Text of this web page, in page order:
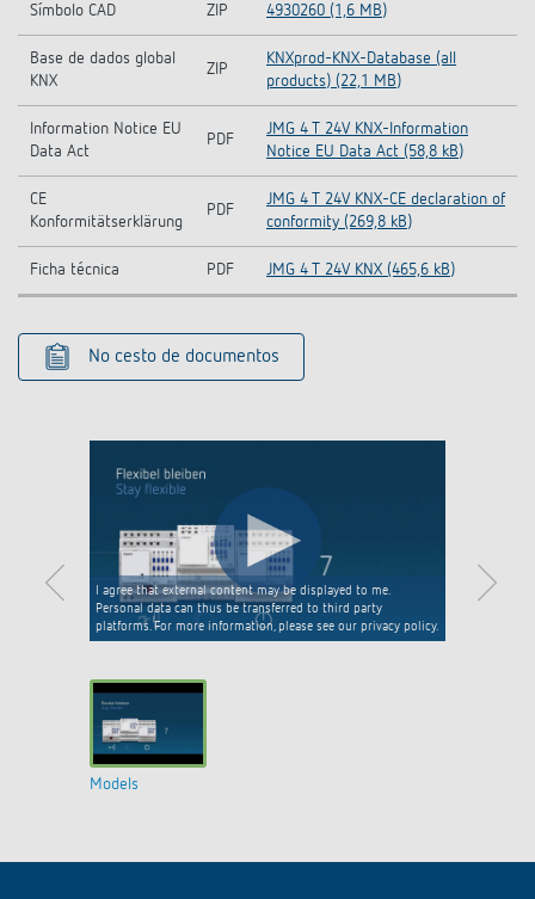
Símbolo CAD ZIP 4930260 (1,6 MB)
Base de dados global
KNX
ZIP
KNXprod-KNX-Database (all
products) (22,1 MB)
Information Notice EU
Data Act
PDF
JMG 4 T 24V KNX-Information
Notice EU Data Act (58,8 kB)
CE
Konformitätserklärung
PDF
JMG 4 T 24V KNX-CE declaration of
conformity (269,8 kB)
Ficha técnica PDF JMG 4 T 24V KNX (465,6 kB)
No cesto de documentos
I agree that external content may be displayed to me.
Personal data can thus be transferred to third party
platforms. For more information, please see our privacy policy.
Models